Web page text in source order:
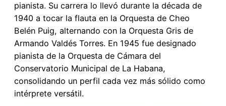
pianista. Su carrera lo llevó durante la década de
1940 a tocar la flauta en la Orquesta de Cheo
Belén Puig, alternando con la Orquesta Gris de
Armando Valdés Torres. En 1945 fue designado
pianista de la Orquesta de Cámara del
Conservatorio Municipal de La Habana,
consolidando un perfil cada vez más sólido como
intérprete versátil.